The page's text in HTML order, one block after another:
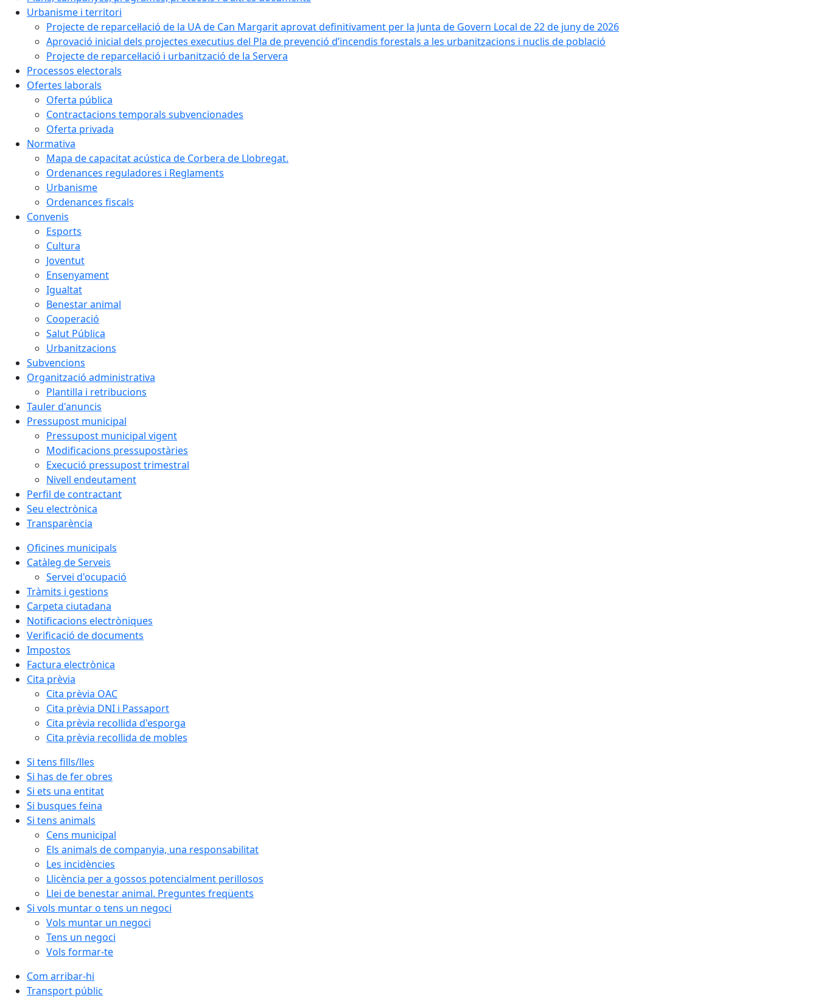
Urbanisme i territori
Projecte de reparcel·lació de la UA de Can Margarit aprovat definitivament per la Junta de Govern Local de 22 de juny de 2026
Aprovació inicial dels projectes executius del Pla de prevenció d’incendis forestals a les urbanitzacions i nuclis de població
Projecte de reparcel·lació i urbanització de la Servera
Processos electorals
Ofertes laborals
Oferta pública
Contractacions temporals subvencionades
Oferta privada
Normativa
Mapa de capacitat acústica de Corbera de Llobregat.
Ordenances reguladores i Reglaments
Urbanisme
Ordenances fiscals
Convenis
Esports
Cultura
Joventut
Ensenyament
Igualtat
Benestar animal
Cooperació
Salut Pública
Urbanitzacions
Subvencions
Organització administrativa
Plantilla i retribucions
Tauler d'anuncis
Pressupost municipal
Pressupost municipal vigent
Modificacions pressupostàries
Execució pressupost trimestral
Nivell endeutament
Perfil de contractant
Seu electrònica
Transparència
Oficines municipals
Catàleg de Serveis
Servei d'ocupació
Tràmits i gestions
Carpeta ciutadana
Notificacions electròniques
Verificació de documents
Impostos
Factura electrònica
Cita prèvia
Cita prèvia OAC
Cita prèvia DNI i Passaport
Cita prèvia recollida d'esporga
Cita prèvia recollida de mobles
Si tens fills/lles
Si has de fer obres
Si ets una entitat
Si busques feina
Si tens animals
Cens municipal
Els animals de companyia, una responsabilitat
Les incidències
Llicència per a gossos potencialment perillosos
Llei de benestar animal. Preguntes freqüents
Si vols muntar o tens un negoci
Vols muntar un negoci
Tens un negoci
Vols formar-te
Com arribar-hi
Transport públic